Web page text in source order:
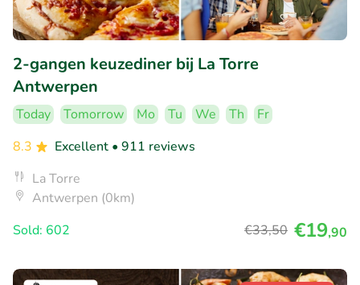
2-gangen keuzediner bij La Torre
Antwerpen
Today Tomorrow Mo Tu We Th
Fr
8.3
Excellent • 911 reviews
La Torre
Antwerpen (0km)
Sold: 602
€33,50 €19,90